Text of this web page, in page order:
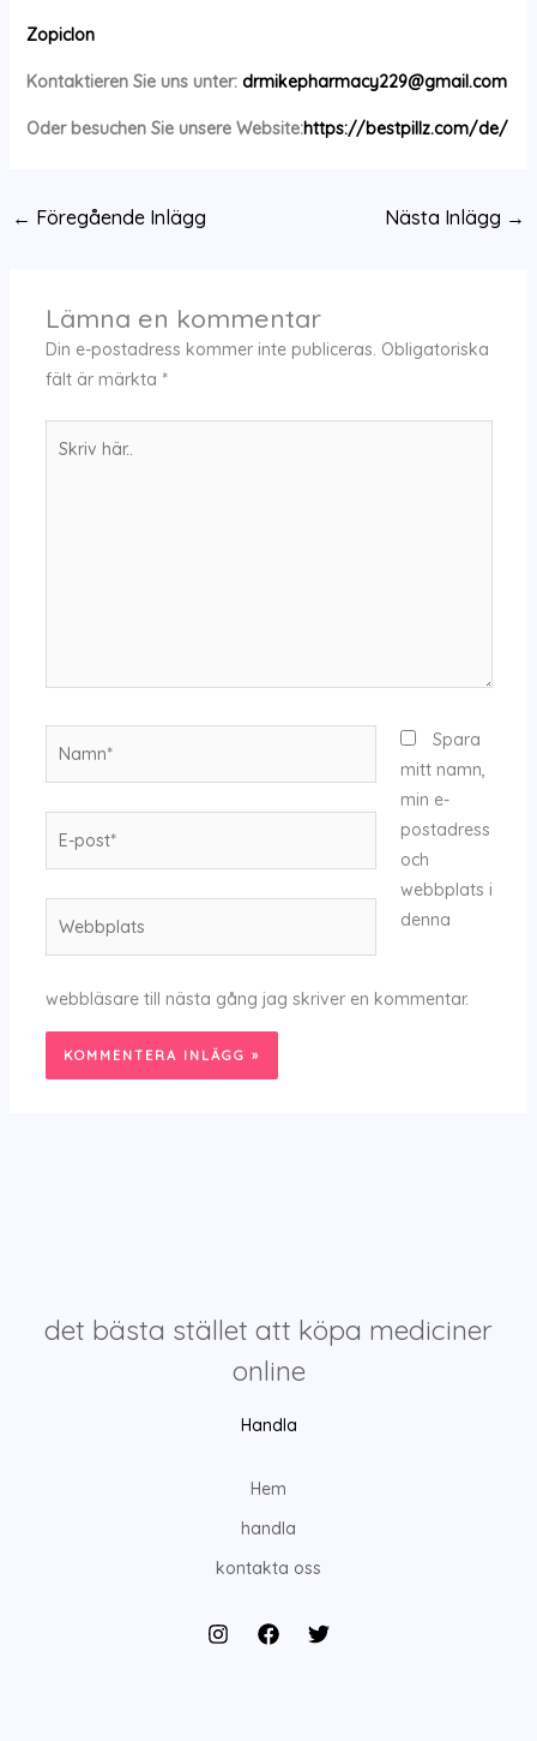
Zopiclon
Kontaktieren Sie uns unter: drmikepharmacy229@gmail.com
Oder besuchen Sie unsere Website:https://bestpillz.com/de/
← Föregående Inlägg Nästa Inlägg →
Lämna en kommentar
Din e-postadress kommer inte publiceras. Obligatoriska
fält är märkta *
post*
Spara
mitt namn,
min e-
postadress
och
webbplats i
denna
webbläsare till nästa gång jag skriver en kommentar.
det bästa stället att köpa mediciner
online
Handla
Hem
handla
kontakta oss